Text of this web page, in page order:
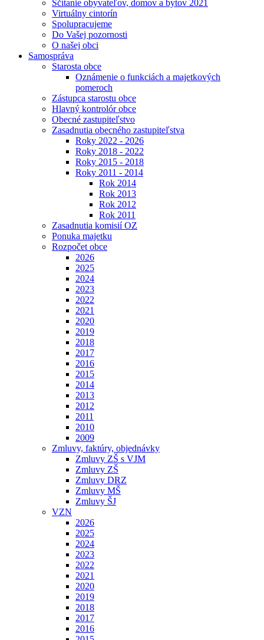
Sčítanie obyvateľov, domov a bytov 2021
Virtuálny cintorín
Spolupracujeme
Do Vašej pozornosti
O našej obci
Samospráva
Starosta obce
Oznámenie o funkciách a majetkových
pomeroch
Zástupca starostu obce
Hlavný kontrolór obce
Obecné zastupiteľstvo
Zasadnutia obecného zastupiteľstva
Roky 2022 - 2026
Roky 2018 - 2022
Roky 2015 - 2018
Roky 2011 - 2014
Rok 2014
Rok 2013
Rok 2012
Rok 2011
Zasadnutia komisií OZ
Ponuka majetku
Rozpočet obce
2026
2025
2024
2023
2022
2021
2020
2019
2018
2017
2016
2015
2014
2013
2012
2011
2010
2009
Zmluvy, faktúry, objednávky
Zmluvy ZŠ s VJM
Zmluvy ZŠ
Zmluvy DRZ
Zmluvy MŠ
Zmluvy ŠJ
VZN
2026
2025
2024
2023
2022
2021
2020
2019
2018
2017
2016